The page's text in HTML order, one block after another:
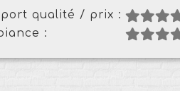
qualité / prix :
: